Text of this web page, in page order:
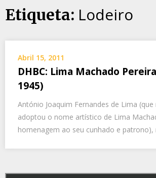
Etiqueta: Lodeiro
Abril 15, 2011
DHBC: Lima Machado
1945)
António Joaquim Fernandes de Lima
adoptou o nome artístico de Lima
homenagem ao seu cunhado e patrono),